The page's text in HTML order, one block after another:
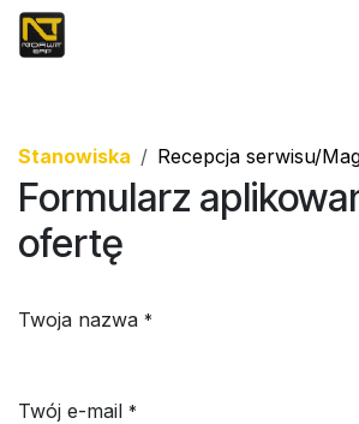
Przejdź do zawartości
Stanowiska Recepcja serwisu/
Formularz
ofertę
Twoja nazwa *
Twój e-mail *